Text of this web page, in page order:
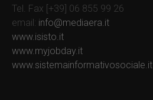
Tel. Fax [+39] 06 855 99 26
email: info@mediaera.it
www.isisto.it
www.myjobday.it
www.sistemainformativosociale.it